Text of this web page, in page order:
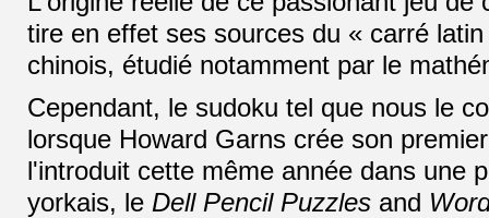
tire en effet ses sources du « carré
chinois, étudié notamment par le
Cependant, le sudoku tel que nous le
lorsque Howard Garns crée son
l'introduit cette même année dans une
yorkais, le Dell Pencil Puzzles and